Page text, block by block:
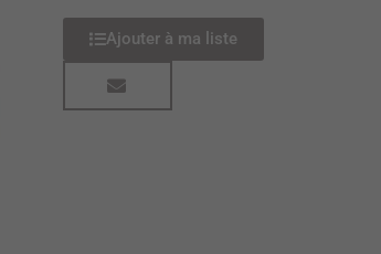
Ajouter à ma liste